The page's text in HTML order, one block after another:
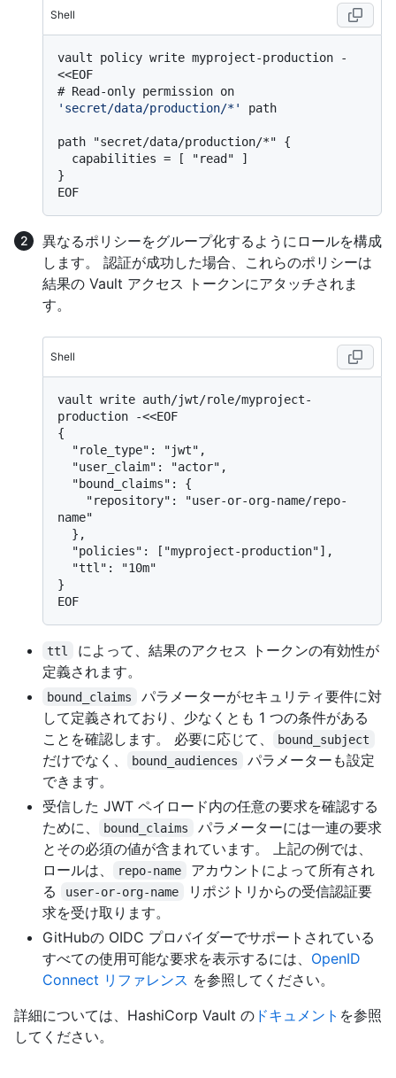
Shell
vault policy write myproject-production -
#
'secret/data/production/*'
path
path "secret/data/production/*" {
}
異なるポリシーをグループ化するようにロールを構成
します。 認証が成功した場合、これらのポリシーは
結果の Vault アクセス トークンにアタッチされま
す。
Shell
vault write auth/jwt/role/myproject-
production -<<EOF
{
name"
}
ttl
によって、結果のアクセス トークンの有効性が
定義されます。
bound_claims
パラメーターがセキュリティ要件に対
して定義されており、少なくとも 1 つの条件がある
ことを確認します。 必要に応じて、
bound_subject
だけでなく、 bound_audiences
パラメーターも設定
できます。
受信した JWT ペイロード内の任意の要求を確認する
ために、
bound_claims
パラメーターには一連の要求
とその必須の値が含まれています。 上記の例では、
ロールは、
repo-name
アカウントによって所有され
る
user-or-org-name
リポジトリからの受信認証要
求を受け取ります。
GitHubの OIDC プロバイダーでサポートされている
すべての使用可能な要求を表示するには、 OpenID
Connect リファレンス を参照してください。
詳細については、HashiCorp Vault の ドキュメント を参照
してください。